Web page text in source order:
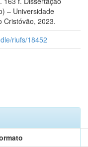
– Universidade
Cristóvão, 2023.
riufs/18452